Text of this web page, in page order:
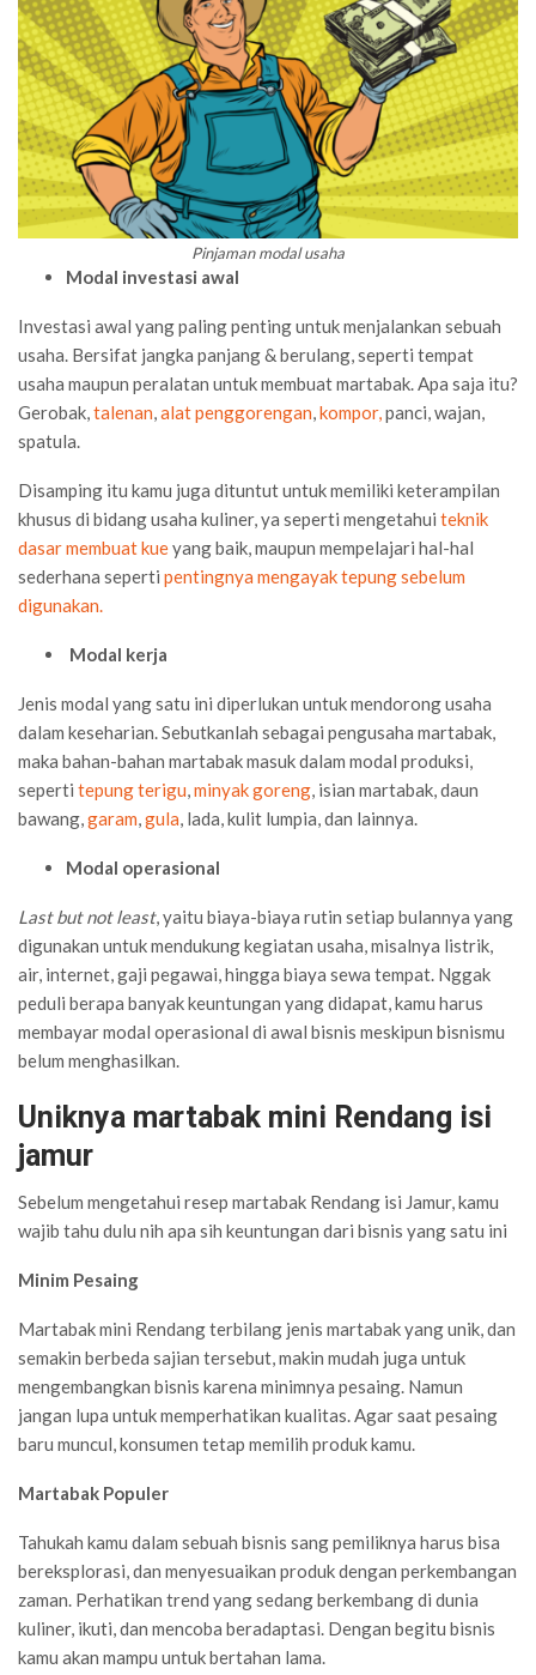
Pinjaman modal usaha
Modal investasi awal
Investasi awal yang paling penting untuk menjalankan sebuah
usaha. Bersifat jangka panjang & berulang, seperti tempat
usaha maupun peralatan untuk membuat martabak. Apa saja itu?
Gerobak,talenan,alat penggorengan,kompor,panci, wajan,
spatula.
Disamping itu kamu juga dituntut untuk memiliki keterampilan
khusus di bidang usaha kuliner, ya seperti mengetahui teknik
dasar membuat kueyang baik, maupun mempelajari hal-hal
sederhana seperti pentingnya mengayak tepung sebelum
digunakan.
Modal kerja
Jenis modal yang satu ini diperlukan untuk mendorong usaha
dalam keseharian. Sebutkanlah sebagai pengusaha martabak,
maka bahan-bahan martabak masuk dalam modal produksi,
seperti tepung terigu,minyak goreng, isian martabak, daun
bawang,garam,gula, lada, kulit lumpia, dan lainnya.
Modal operasional
Last but not least, yaitu biaya-biaya rutin setiap bulannya yang
digunakan untuk mendukung kegiatan usaha, misalnya listrik,
air, internet, gaji pegawai, hingga biaya sewa tempat. Nggak
peduli berapa banyak keuntungan yang didapat, kamu harus
membayar modal operasional di awal bisnis meskipun bisnismu
belum menghasilkan.
Uniknya martabak mini Rendang isi
jamur
Sebelum mengetahui resep martabak Rendang isi Jamur, kamu
wajib tahu dulu nih apa sih keuntungan dari bisnis yang satu ini
Minim Pesaing
Martabak mini Rendang terbilang jenis martabak yang unik, dan
semakin berbeda sajian tersebut, makin mudah juga untuk
mengembangkan bisnis karena minimnya pesaing. Namun
jangan lupa untuk memperhatikan kualitas. Agar saat pesaing
baru muncul, konsumen tetap memilih produk kamu.
Martabak Populer
Tahukah kamu dalam sebuah bisnis sang pemiliknya harus bisa
bereksplorasi, dan menyesuaikan produk dengan perkembangan
zaman. Perhatikan trend yang sedang berkembang di dunia
kuliner, ikuti, dan mencoba beradaptasi. Dengan begitu bisnis
kamu akan mampu untuk bertahan lama.